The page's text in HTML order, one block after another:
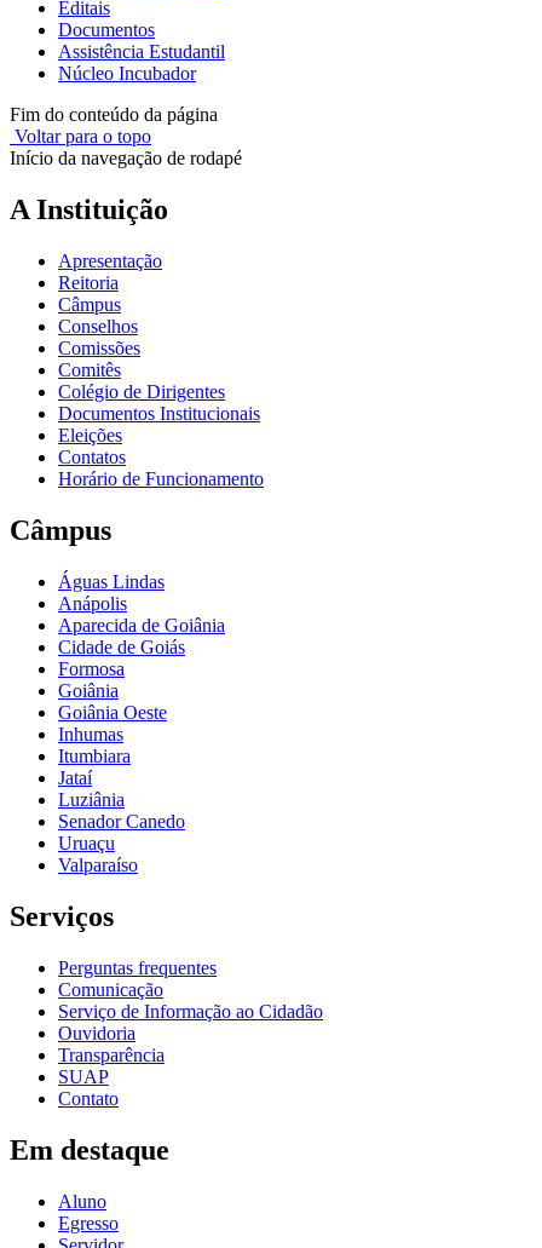
Editais
Documentos
Assistência Estudantil
Núcleo Incubador
Fim do conteúdo da página
Voltar para o topo
Início da navegação de rodapé
A Instituição
Apresentação
Reitoria
Câmpus
Conselhos
Comissões
Comitês
Colégio de Dirigentes
Documentos Institucionais
Eleições
Contatos
Horário de Funcionamento
Câmpus
Águas Lindas
Anápolis
Aparecida de Goiânia
Cidade de Goiás
Formosa
Goiânia
Goiânia Oeste
Inhumas
Itumbiara
Jataí
Luziânia
Senador Canedo
Uruaçu
Valparaíso
Serviços
Perguntas frequentes
Comunicação
Serviço de Informação ao Cidadão
Ouvidoria
Transparência
SUAP
Contato
Em destaque
Aluno
Egresso